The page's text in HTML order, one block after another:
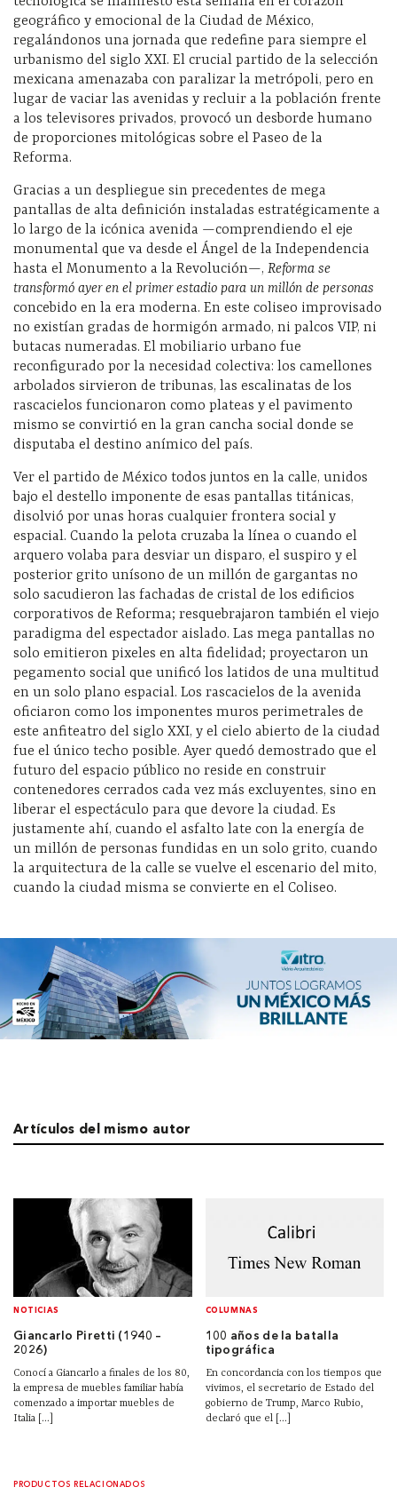
geográfico y emocional de la Ciudad de México,
regalándonos una jornada que redefine para siempre el
urbanismo del siglo XXI. El crucial partido de la selección
mexicana amenazaba con paralizar la metrópoli, pero en
lugar de vaciar las avenidas y recluir a la población frente
a los televisores privados, provocó un desborde humano
de proporciones mitológicas sobre el Paseo de la
Reforma.
Gracias a un despliegue sin precedentes de mega
pantallas de alta definición instaladas estratégicamente a
lo largo de la icónica avenida —comprendiendo el eje
monumental que va desde el Ángel de la Independencia
hasta el Monumento a la Revolución—, Reforma se
transformó ayer en el primer estadio para un millón de personas
concebido en la era moderna. En este coliseo improvisado
no existían gradas de hormigón armado, ni palcos VIP, ni
butacas numeradas. El mobiliario urbano fue
reconfigurado por la necesidad colectiva: los camellones
arbolados sirvieron de tribunas, las escalinatas de los
rascacielos funcionaron como plateas y el pavimento
mismo se convirtió en la gran cancha social donde se
disputaba el destino anímico del país.
Ver el partido de México todos juntos en la calle, unidos
bajo el destello imponente de esas pantallas titánicas,
disolvió por unas horas cualquier frontera social y
espacial. Cuando la pelota cruzaba la línea o cuando el
arquero volaba para desviar un disparo, el suspiro y el
posterior grito unísono de un millón de gargantas no
solo sacudieron las fachadas de cristal de los edificios
corporativos de Reforma; resquebrajaron también el viejo
paradigma del espectador aislado. Las mega pantallas no
solo emitieron pixeles en alta fidelidad; proyectaron un
pegamento social que unificó los latidos de una multitud
en un solo plano espacial. Los rascacielos de la avenida
oficiaron como los imponentes muros perimetrales de
este anfiteatro del siglo XXI, y el cielo abierto de la ciudad
fue el único techo posible. Ayer quedó demostrado que el
futuro del espacio público no reside en construir
contenedores cerrados cada vez más excluyentes, sino en
liberar el espectáculo para que devore la ciudad. Es
justamente ahí, cuando el asfalto late con la energía de
un millón de personas fundidas en un solo grito, cuando
la arquitectura de la calle se vuelve el escenario del mito,
cuando la ciudad misma se convierte en el Coliseo.
Artículos del mismo autor
NOTICIAS
Giancarlo Piretti (1940 –
2026)
Conocí a Giancarlo a finales de los 80,
la empresa de muebles familiar había
comenzado a importar muebles de
Italia [...]
COLUMNAS
100 años de la batalla
tipográfica
En concordancia con los tiempos que
vivimos, el secretario de Estado del
gobierno de Trump, Marco Rubio,
declaró que el [...]
PRODUCTOS RELACIONADOS